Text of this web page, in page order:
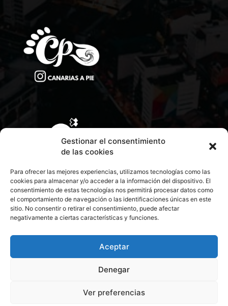
Gestionar el consentimiento
de las cookies
Para ofrecer las mejores experiencias, utilizamos tecnologías como las
cookies para almacenar y/o acceder a la información del dispositivo. El
consentimiento de estas tecnologías nos permitirá procesar datos como
el comportamiento de navegación o las identificaciones únicas en este
sitio. No consentir o retirar el consentimiento, puede afectar
negativamente a ciertas características y funciones.
Aceptar
Denegar
Ver preferencias
CONTACTA CON NOSOTROS